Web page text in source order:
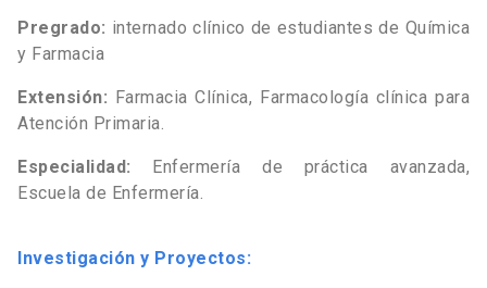
Pregrado: internado clínico de estudiantes de Química
y Farmacia
Extensión: Farmacia Clínica, Farmacología clínica para
Atención Primaria.
Especialidad: Enfermería de práctica avanzada,
Escuela de Enfermería.
Investigación y Proyectos: